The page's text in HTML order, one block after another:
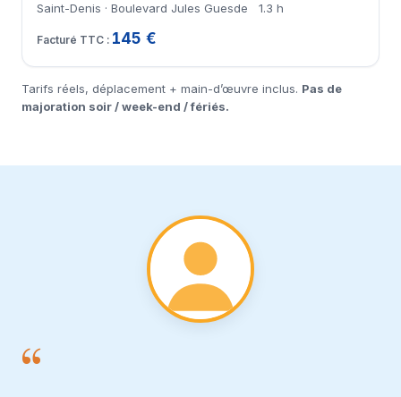
Saint-Denis · Boulevard Jules Guesde 1.3 h
145 €
Tarifs réels, déplacement + main-d’œuvre inclus. Pas de
majoration soir / week-end / fériés.
“